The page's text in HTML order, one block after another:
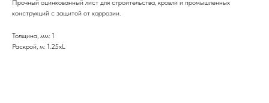
Прочный оцинкованный лист для строительства, кровли и промышленных
конструкций с защитой от коррозии.
Толщина, мм: 1
Раскрой, м: 1.25хL